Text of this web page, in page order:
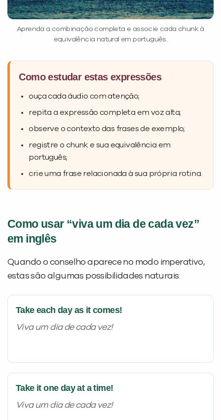
Aprenda a combinação completa e associe cada chunk à
equivalência natural em português.
Como estudar estas expressões
ouça cada áudio com atenção;
repita a expressão completa em voz alta;
observe o contexto das frases de exemplo;
registre o chunk e sua equivalência em
português;
crie uma frase relacionada à sua própria rotina.
Como usar “viva um dia de cada vez”
em inglês
Quando o conselho aparece no modo imperativo,
estas são algumas possibilidades naturais:
Take each day as it comes!
Viva um dia de cada vez!
Take it one day at a time!
Viva um dia de cada vez!